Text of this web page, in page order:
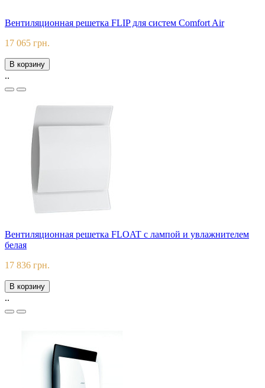
Вентиляционная решетка FLIP для систем Comfort Air
17 065 грн.
В корзину
..
Вентиляционная решетка FLOAT с лампой и увлажнителем
белая
17 836 грн.
В корзину
..